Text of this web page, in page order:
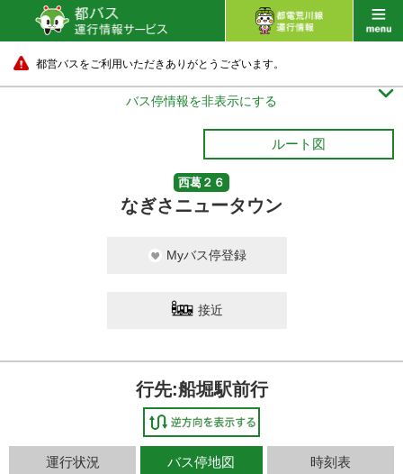
都営バスをご利用いただきありがとうございます。
バス停情報を非表示にする 
ルート図
西葛２６
なぎさニュータウン
Myバス停登録
接近
行先:船堀駅前行
運行状況 バス停地図 時刻表